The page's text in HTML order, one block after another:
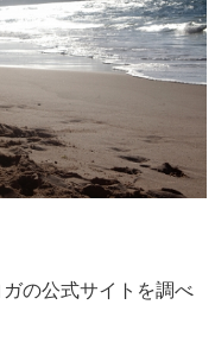
の公式サイトを調べ